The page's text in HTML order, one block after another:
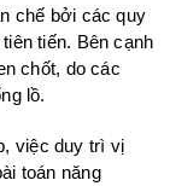
chế bởi các quy
tiến. Bên cạnh
chốt, do các
lồ.
việc duy trì vị
toán năng